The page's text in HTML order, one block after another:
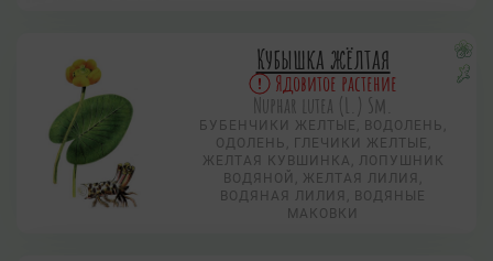
Кубышка жёлтая
Ядовитое растение
Nuphar lutea (L.) Sm.
БУБЕНЧИКИ ЖЕЛТЫЕ, ВОДОЛЕНЬ,
ОДОЛЕНЬ, ГЛЕЧИКИ ЖЕЛТЫЕ,
ЖЕЛТАЯ КУВШИНКА, ЛОПУШНИК
ВОДЯНОЙ, ЖЕЛТАЯ ЛИЛИЯ,
ВОДЯНАЯ ЛИЛИЯ, ВОДЯНЫЕ
МАКОВКИ